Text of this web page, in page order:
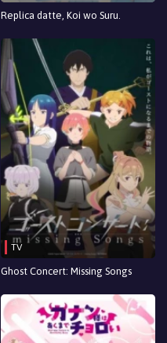
Replica datte, Koi wo Suru.
TV
Ghost Concert: Missing Songs